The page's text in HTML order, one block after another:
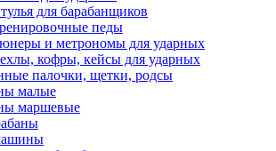
для барабанщиков
педы
и метрономы для ударных
кофры, кейсы для ударных
палочки, щетки, родсы
малые
маршевые